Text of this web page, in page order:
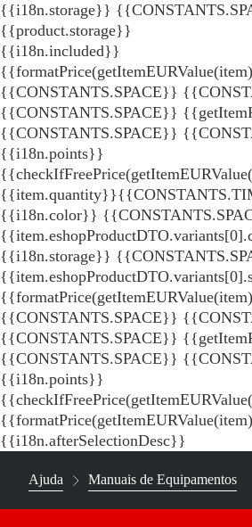
{{i18n.storage}}
{{product.storage}}
{{i18n.included}}
{{CONSTANTS.SPACE}}
{{CONSTANTS.SPACE}}
{{CONSTANTS.SPACE}}
{{i18n.points}}
{{i18n.color}}
{{i18n.storage}}
{{CONSTANTS.SPACE}}
{{CONSTANTS.SPACE}}
{{CONSTANTS.SPACE}}
{{i18n.points}}
{{i18n.afterSelectionDesc}}
Ajuda Manuais de Equipamentos